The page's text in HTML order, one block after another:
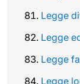
Legge
Legge
Legge
Legge